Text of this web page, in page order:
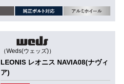
（Weds(ウェッズ)）
LEONIS レオニス NAVIA08(ナヴィ
ア)